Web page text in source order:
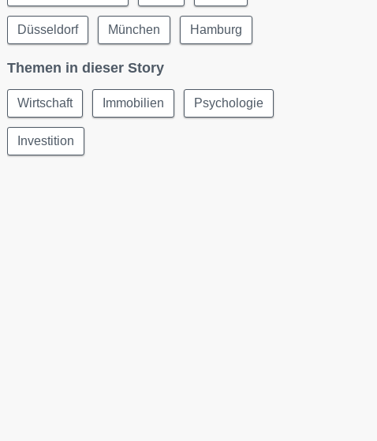
Düsseldorf München Hamburg
Themen in dieser Story
Wirtschaft Immobilien Psychologie
Investition